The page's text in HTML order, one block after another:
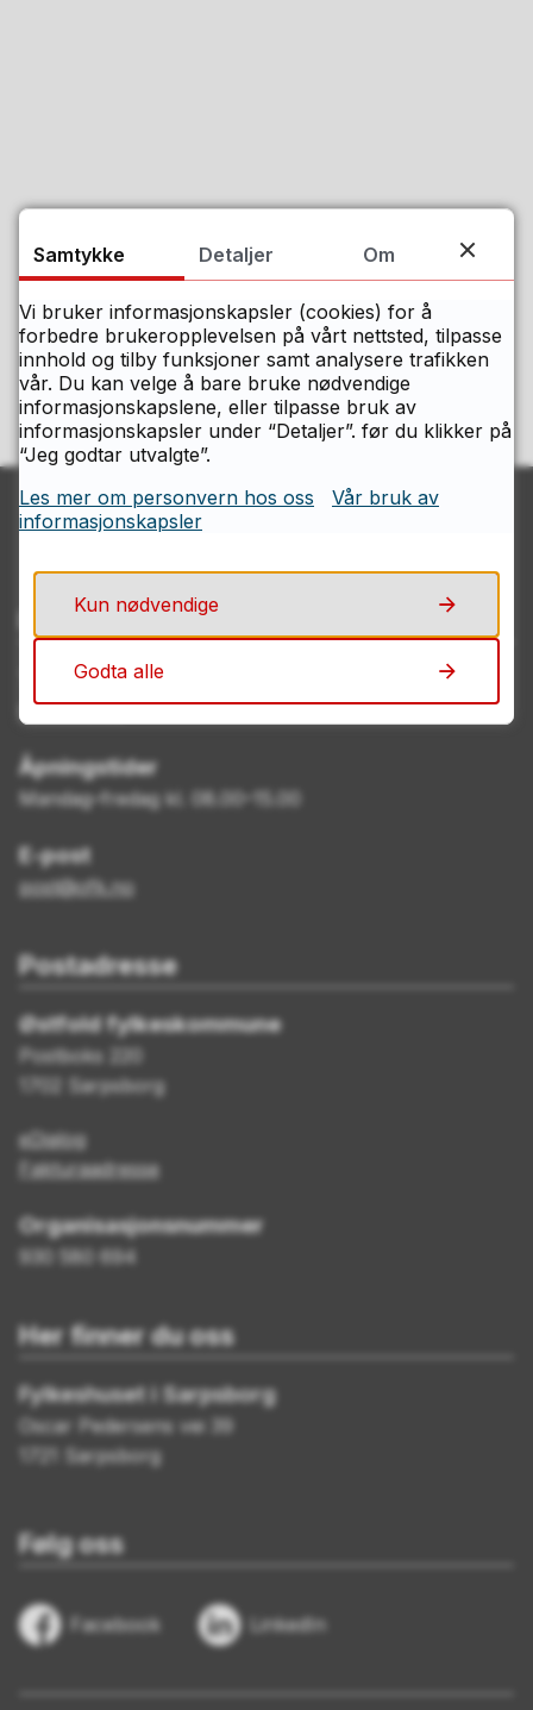
Fant du det du lette etter på denne
siden?
Ja Nei
Kontakt Østfolds servicesenter
Telefon
69 11 70 00
Åpningstider
Mandag–fredag kl. 08.00–15.00
E-post
post@ofk.no
Postadresse
Østfold fylkeskommune
Postboks 220
1702 Sarpsborg
eDialog
Fakturaadresse
Organisasjonsnummer
930 580 694
Her finner du oss
Fylkeshuset i Sarpsborg
Oscar Pedersens vei 39
1721 Sarpsborg
Følg oss
Facebook LinkedIn
Samtykke Detaljer Om
Vi bruker informasjonskapsler (cookies) for å
forbedre brukeropplevelsen på vårt nettsted, tilpasse
innhold og tilby funksjoner samt analysere trafikken
vår. Du kan velge å bare bruke nødvendige
informasjonskapslene, eller tilpasse bruk av
informasjonskapsler under “Detaljer”. før du klikker på
“Jeg godtar utvalgte”.
Les mer om personvern hos oss
Vår bruk av
informasjonskapsler
Kun nødvendige
Godta alle